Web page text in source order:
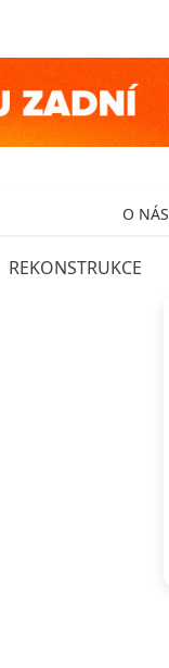
O NÁS
REKONSTRUKCE